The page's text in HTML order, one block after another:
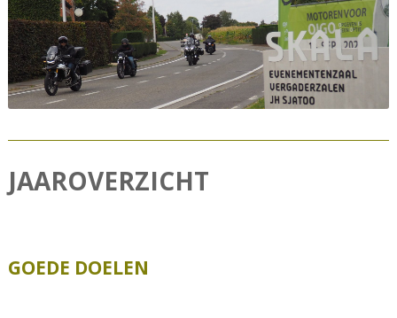
JAAROVERZICHT
GOEDE DOELEN